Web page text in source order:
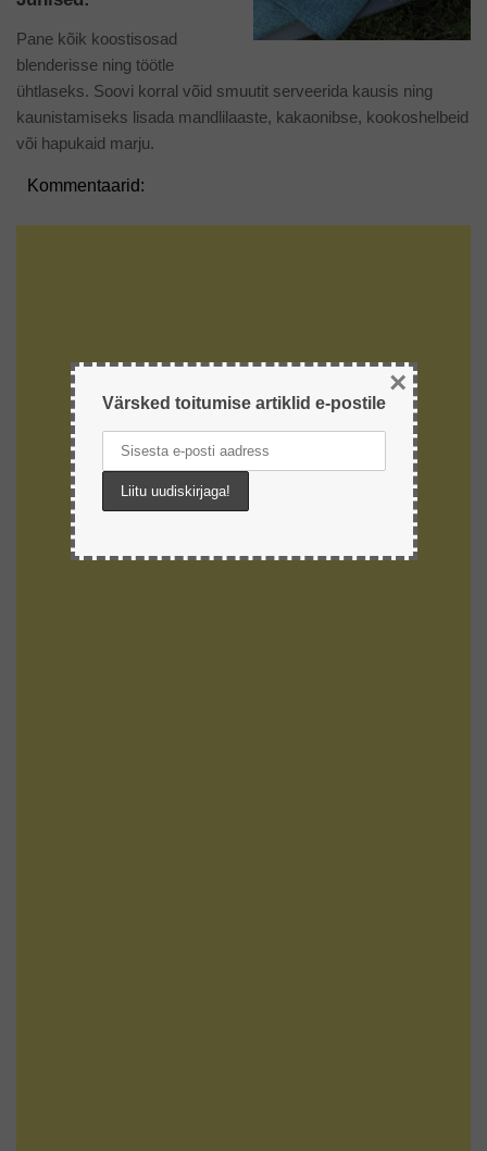
Pane kõik koostisosad
blenderisse ning töötle
ühtlaseks. Soovi korral võid smuutit serveerida kausis ning
kaunistamiseks lisada mandlilaaste, kakaonibse, kookoshelbeid
või hapukaid marju.
Kommentaarid:
Värsked toitumise artiklid e-postile
×